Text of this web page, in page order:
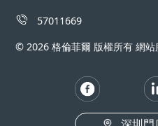
57011669
© 2026 格倫菲爾 版權所有 網站